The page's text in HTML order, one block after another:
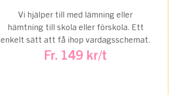
Vi hjälper till med lämning eller
hämtning till skola eller förskola. Ett
enkelt sätt att få ihop vardagsschemat.
Fr. 149 kr/t